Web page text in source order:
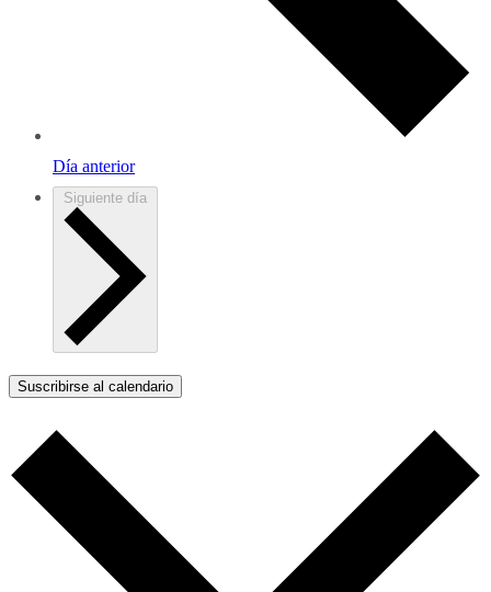
Día anterior
Siguiente día
Suscribirse al calendario